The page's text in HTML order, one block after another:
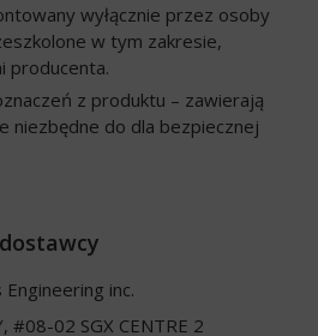
wyłącznie przez osoby
w tym zakresie,
producenta.
z produktu – zawierają
niezbędne do dla bezpiecznej
Engineering inc.
#08-02 SGX CENTRE 2